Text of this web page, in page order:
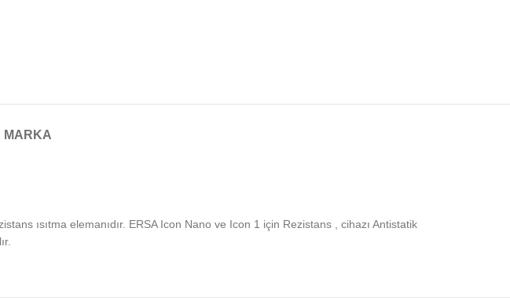
MARKA
ısıtma elemanıdır. ERSA Icon Nano ve Icon 1 için Rezistans , cihazı Antistatik